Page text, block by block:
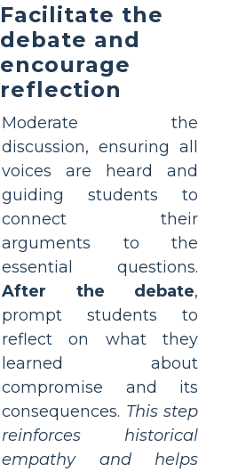
Facilitate the
debate and
encourage
reflection
Moderate the
discussion, ensuring all
voices are heard and
guiding students to
connect their
arguments to the
essential questions.
After the debate,
prompt students to
reflect on what they
learned about
compromise and its
consequences. This step
reinforces historical
empathy and helps